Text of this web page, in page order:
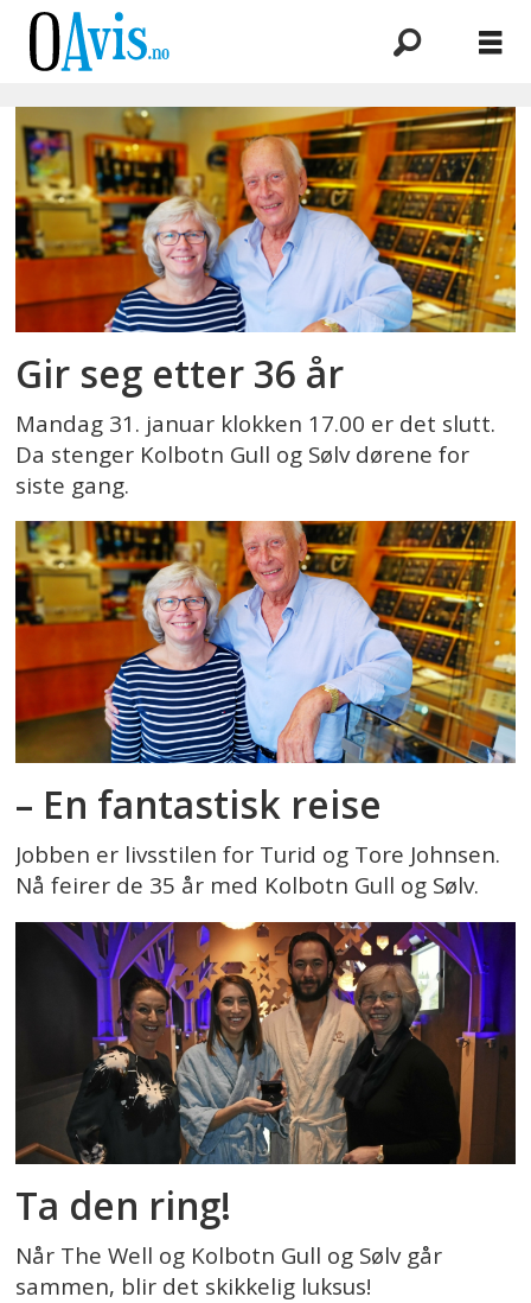
Emne:
kolbotn
gull
og
sølv
Gir seg etter 36 år
Mandag 31. januar klokken 17.00 er det slutt.
Da stenger Kolbotn Gull og Sølv dørene for
siste gang.
– En fantastisk reise
Jobben er livsstilen for Turid og Tore Johnsen.
Nå feirer de 35 år med Kolbotn Gull og Sølv.
Ta den ring!
Når The Well og Kolbotn Gull og Sølv går
sammen, blir det skikkelig luksus!